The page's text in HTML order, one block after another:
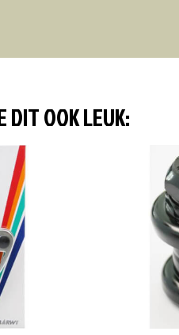
DIT OOK LEUK: